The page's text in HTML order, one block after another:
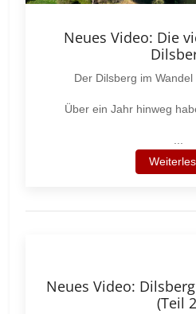
Neues Video: Die
Der Dilsberg im Wandel
Über ein Jahr hinweg
Neues Video:
(Teil